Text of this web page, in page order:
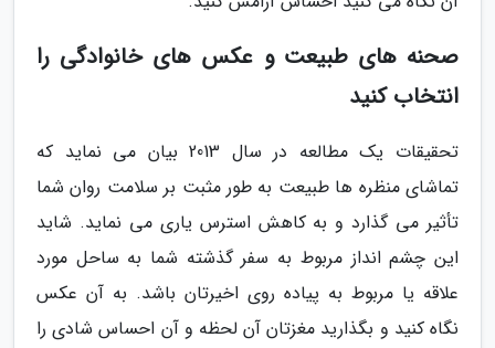
صحنه های طبیعت و عکس های خانوادگی را
انتخاب کنید
تحقیقات یک مطالعه در سال 2013 بیان می نماید که
تماشای منظره ها طبیعت به طور مثبت بر سلامت روان شما
تأثیر می گذارد و به کاهش استرس یاری می نماید. شاید
این چشم انداز مربوط به سفر گذشته شما به ساحل مورد
علاقه یا مربوط به پیاده روی اخیرتان باشد. به آن عکس
نگاه کنید و بگذارید مغزتان آن لحظه و آن احساس شادی را